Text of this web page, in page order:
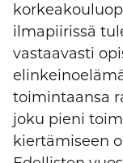
ilmapiirissä
vastaavasti
toimintaansa
joku pieni
kiertämiseen